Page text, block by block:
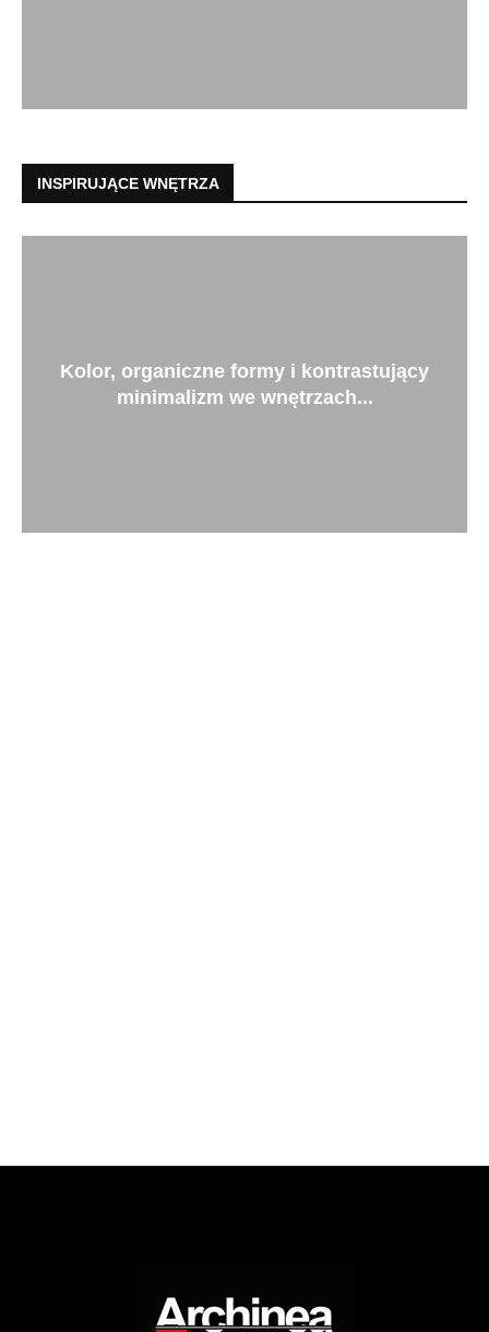
INSPIRUJĄCE WNĘTRZA
Kolor, organiczne formy i kontrastujący
minimalizm we wnętrzach...